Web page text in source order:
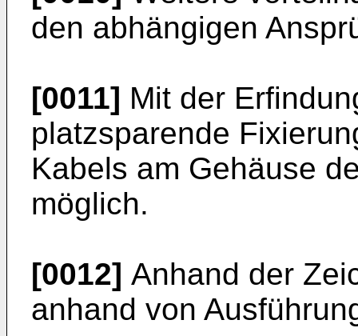
den abhängigen
[0011] Mit der
platzsparende
Kabels am Gehäuse
möglich.
[0012] Anhand der
anhand von